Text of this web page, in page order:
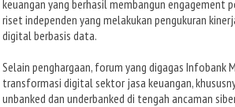
keuangan yang berhasil membangun
riset independen yang melakukan pengukuran
digital berbasis data.
Selain penghargaan, forum yang digagas
transformasi digital sektor jasa keuangan,
unbanked dan underbanked di tengah ancaman